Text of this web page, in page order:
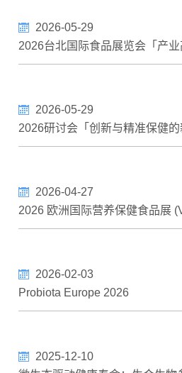
2026台北国际食品展览会「产业
2026-05-29
2026研讨会「创新与精准保健的
2026-05-29
2026 欧洲国际营养保健食品展
2026-04-27
Probiota Europe 2026
2026-02-03
2025-12-10